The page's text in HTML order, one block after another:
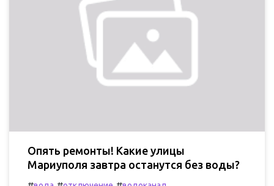
Опять ремонты! Какие улицы
Мариуполя завтра останутся без воды?